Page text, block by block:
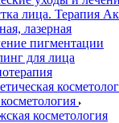
лица. Терапия
лазерная
пигментации
для лица
косметология